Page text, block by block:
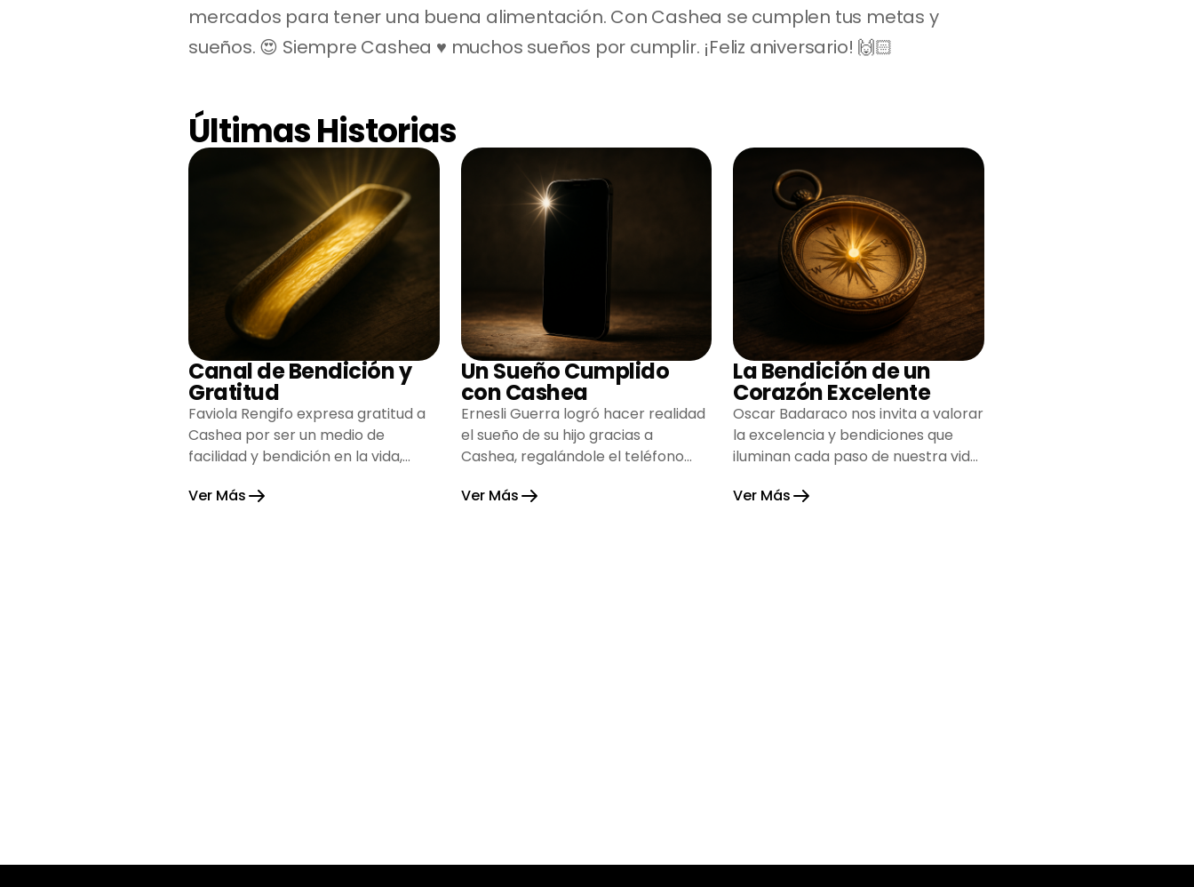
mercados para tener una buena alimentación. Con Cashea se cumplen tus metas y
sueños. 😍 Siempre Cashea ♥️ muchos sueños por cumplir. ¡Feliz aniversario! 🙌🏻
Últimas Historias
Canal de Bendición y
Gratitud
Faviola Rengifo expresa gratitud a
Cashea por ser un medio de
facilidad y bendición en la vida,
esperanza.
Ver Más
Un Sueño Cumplido
con Cashea
Ernesli Guerra logró hacer realidad
el sueño de su hijo gracias a
Cashea, regalándole el teléfono
alegría su hogar.
Ver Más
La Bendición de un
Corazón Excelente
Oscar Badaraco nos invita a valorar
la excelencia y bendiciones que
iluminan cada paso de nuestra vida,
gratitud y fortaleza.
Ver Más